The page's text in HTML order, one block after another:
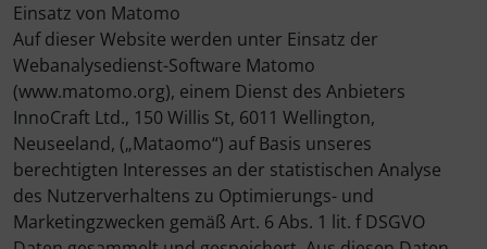
Einsatz von Matomo
Auf dieser Website werden unter Einsatz der
Webanalysedienst-Software Matomo
(www.matomo.org), einem Dienst des Anbieters
InnoCraft Ltd., 150 Willis St, 6011 Wellington,
Neuseeland, („Mataomo“) auf Basis unseres
berechtigten Interesses an der statistischen Analyse
des Nutzerverhaltens zu Optimierungs- und
Marketingzwecken gemäß Art. 6 Abs. 1 lit. f DSGVO